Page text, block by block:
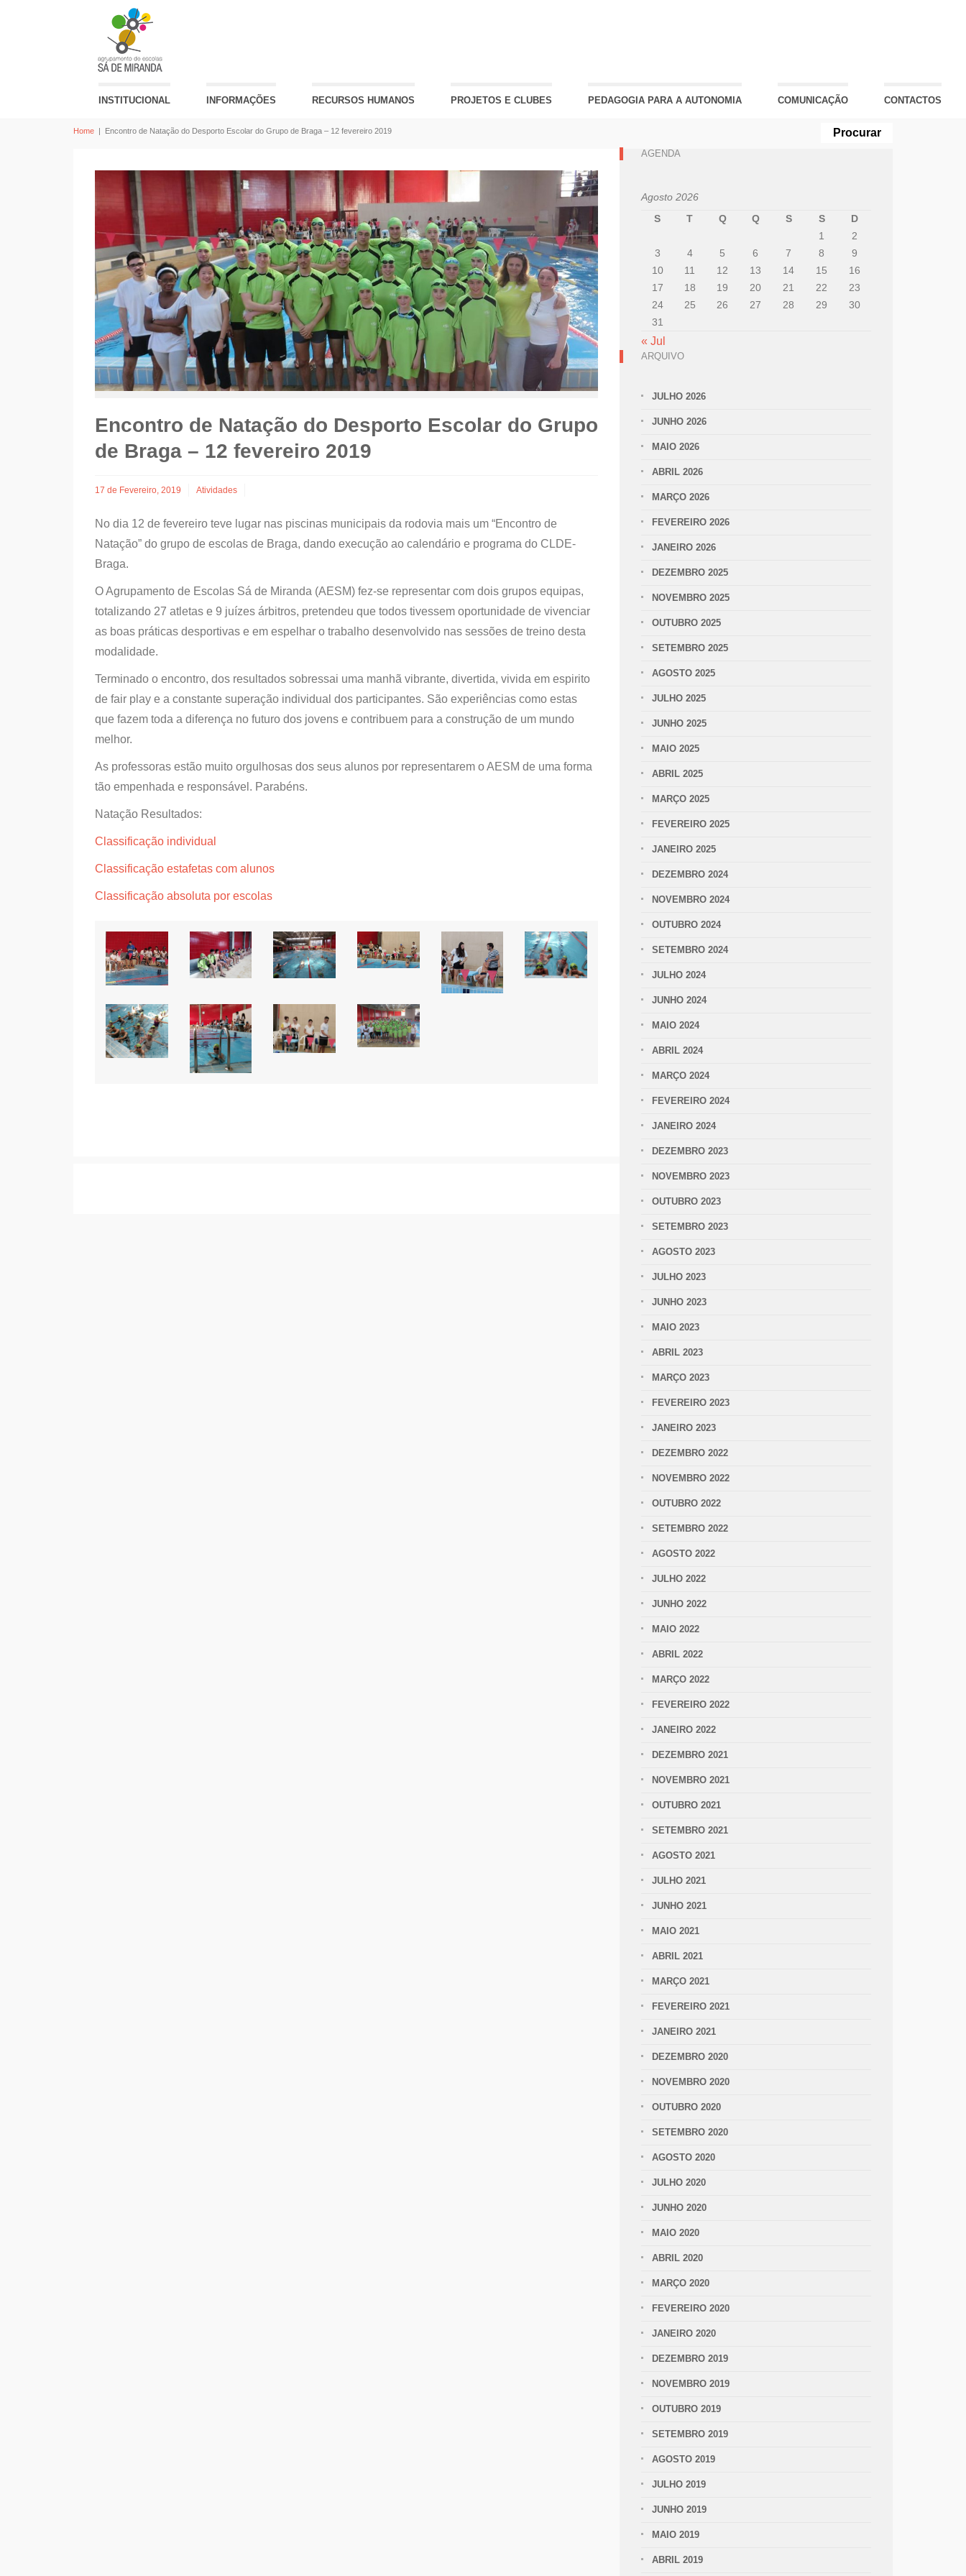
INSTITUCIONAL INFORMAÇÕES RECURSOS HUMANOS PROJETOS E CLUBES PEDAGOGIA PARA A AUTONOMIA COMUNICAÇÃO CONTACTOS
Home | Encontro de Natação do Desporto Escolar do Grupo de Braga – 12 fevereiro 2019
Encontro de Natação do Desporto Escolar do Grupo
de Braga – 12 fevereiro 2019
17 de Fevereiro, 2019 Atividades
No dia 12 de fevereiro teve lugar nas piscinas municipais da rodovia mais um “Encontro de
Natação” do grupo de escolas de Braga, dando execução ao calendário e programa do CLDE-
Braga.
O Agrupamento de Escolas Sá de Miranda (AESM) fez-se representar com dois grupos equipas,
totalizando 27 atletas e 9 juízes árbitros, pretendeu que todos tivessem oportunidade de vivenciar
as boas práticas desportivas e em espelhar o trabalho desenvolvido nas sessões de treino desta
modalidade.
Terminado o encontro, dos resultados sobressai uma manhã vibrante, divertida, vivida em espirito
de fair play e a constante superação individual dos participantes. São experiências como estas
que fazem toda a diferença no futuro dos jovens e contribuem para a construção de um mundo
melhor.
As professoras estão muito orgulhosas dos seus alunos por representarem o AESM de uma forma
tão empenhada e responsável. Parabéns.
Natação Resultados:
Classificação individual
Classificação estafetas com alunos
Classificação absoluta por escolas
AGENDA
Agosto 2026
S
T Q Q S S
D
1
2
3
4 5 6 7 8
9
10
11 12 13 14 15
16
17
18 19 20 21 22
23
24
25 26 27 28 29
30
31
« Jul
ARQUIVO
JULHO 2026
JUNHO 2026
MAIO 2026
ABRIL 2026
MARÇO 2026
FEVEREIRO 2026
JANEIRO 2026
DEZEMBRO 2025
NOVEMBRO 2025
OUTUBRO 2025
SETEMBRO 2025
AGOSTO 2025
JULHO 2025
JUNHO 2025
MAIO 2025
ABRIL 2025
MARÇO 2025
FEVEREIRO 2025
JANEIRO 2025
DEZEMBRO 2024
NOVEMBRO 2024
OUTUBRO 2024
SETEMBRO 2024
JULHO 2024
JUNHO 2024
MAIO 2024
ABRIL 2024
MARÇO 2024
FEVEREIRO 2024
JANEIRO 2024
DEZEMBRO 2023
NOVEMBRO 2023
OUTUBRO 2023
SETEMBRO 2023
AGOSTO 2023
JULHO 2023
JUNHO 2023
MAIO 2023
ABRIL 2023
MARÇO 2023
FEVEREIRO 2023
JANEIRO 2023
DEZEMBRO 2022
NOVEMBRO 2022
OUTUBRO 2022
SETEMBRO 2022
AGOSTO 2022
JULHO 2022
JUNHO 2022
MAIO 2022
ABRIL 2022
MARÇO 2022
FEVEREIRO 2022
JANEIRO 2022
DEZEMBRO 2021
NOVEMBRO 2021
OUTUBRO 2021
SETEMBRO 2021
AGOSTO 2021
JULHO 2021
JUNHO 2021
MAIO 2021
ABRIL 2021
MARÇO 2021
FEVEREIRO 2021
JANEIRO 2021
DEZEMBRO 2020
NOVEMBRO 2020
OUTUBRO 2020
SETEMBRO 2020
AGOSTO 2020
JULHO 2020
JUNHO 2020
MAIO 2020
ABRIL 2020
MARÇO 2020
FEVEREIRO 2020
JANEIRO 2020
DEZEMBRO 2019
NOVEMBRO 2019
OUTUBRO 2019
SETEMBRO 2019
AGOSTO 2019
JULHO 2019
JUNHO 2019
MAIO 2019
ABRIL 2019